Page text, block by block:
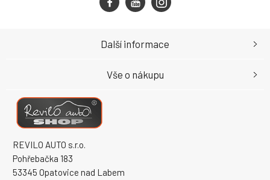
REVILO AUTO s.r.o.
Pohřebačka 183
53345 Opatovice nad Labem
Další informace
Vše o nákupu